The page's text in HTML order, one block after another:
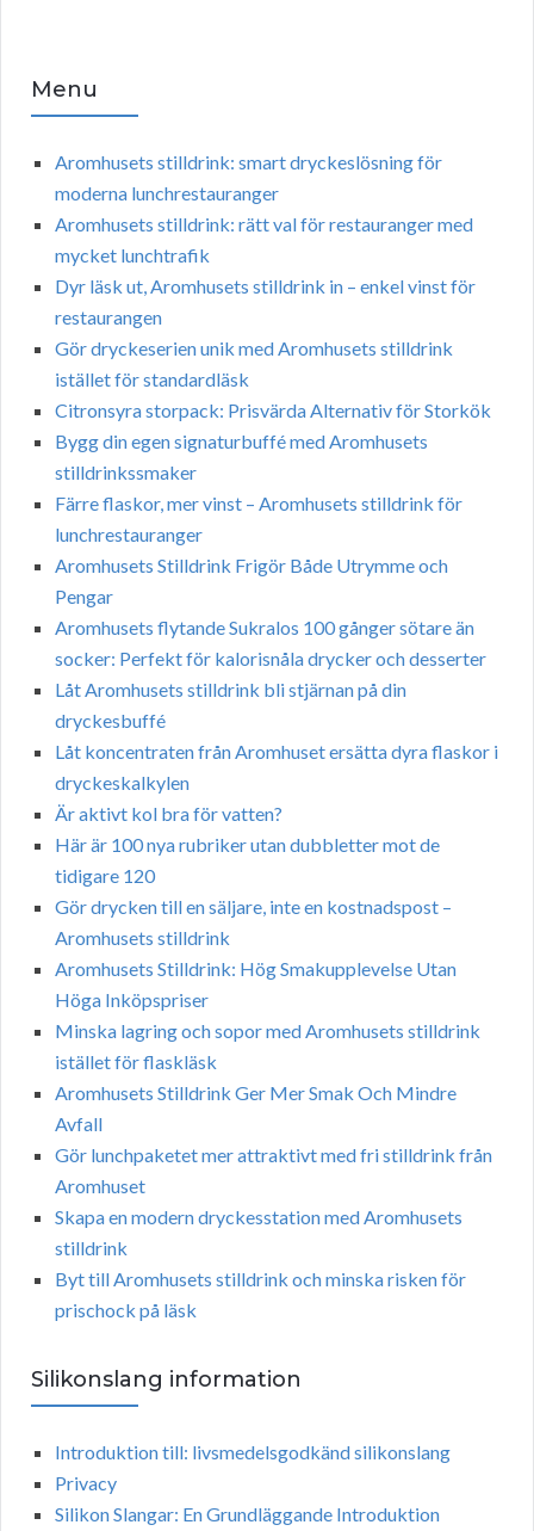
Menu
Aromhusets stilldrink: smart dryckeslösning för
moderna lunchrestauranger
Aromhusets stilldrink: rätt val för restauranger med
mycket lunchtrafik
Dyr läsk ut, Aromhusets stilldrink in – enkel vinst för
restaurangen
Gör dryckeserien unik med Aromhusets stilldrink
istället för standardläsk
Citronsyra storpack: Prisvärda Alternativ för Storkök
Bygg din egen signaturbuffé med Aromhusets
stilldrinkssmaker
Färre flaskor, mer vinst – Aromhusets stilldrink för
lunchrestauranger
Aromhusets Stilldrink Frigör Både Utrymme och
Pengar
Aromhusets flytande Sukralos 100 gånger sötare än
socker: Perfekt för kalorisnåla drycker och desserter
Låt Aromhusets stilldrink bli stjärnan på din
dryckesbuffé
Låt koncentraten från Aromhuset ersätta dyra flaskor i
dryckeskalkylen
Är aktivt kol bra för vatten?
Här är 100 nya rubriker utan dubbletter mot de
tidigare 120
Gör drycken till en säljare, inte en kostnadspost –
Aromhusets stilldrink
Aromhusets Stilldrink: Hög Smakupplevelse Utan
Höga Inköpspriser
Minska lagring och sopor med Aromhusets stilldrink
istället för flaskläsk
Aromhusets Stilldrink Ger Mer Smak Och Mindre
Avfall
Gör lunchpaketet mer attraktivt med fri stilldrink från
Aromhuset
Skapa en modern dryckesstation med Aromhusets
stilldrink
Byt till Aromhusets stilldrink och minska risken för
prischock på läsk
Silikonslang information
Introduktion till: livsmedelsgodkänd silikonslang
Privacy
Silikon Slangar: En Grundläggande Introduktion